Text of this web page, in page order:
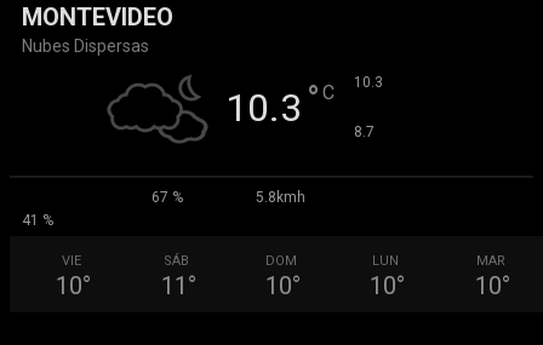
MONTEVIDEO
Nubes Dispersas
10.3 ° C 10.3
8.7
67 %
5.8kmh
41 %
VIE
10°
SÁB
11 °
DOM
10°
LUN
10°
MAR
10°